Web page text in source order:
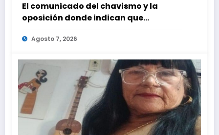
El comunicado del chavismo y la
oposición donde indican que
informarán al país oportunamente
sobre los avances alcanzado
Agosto 7, 2026